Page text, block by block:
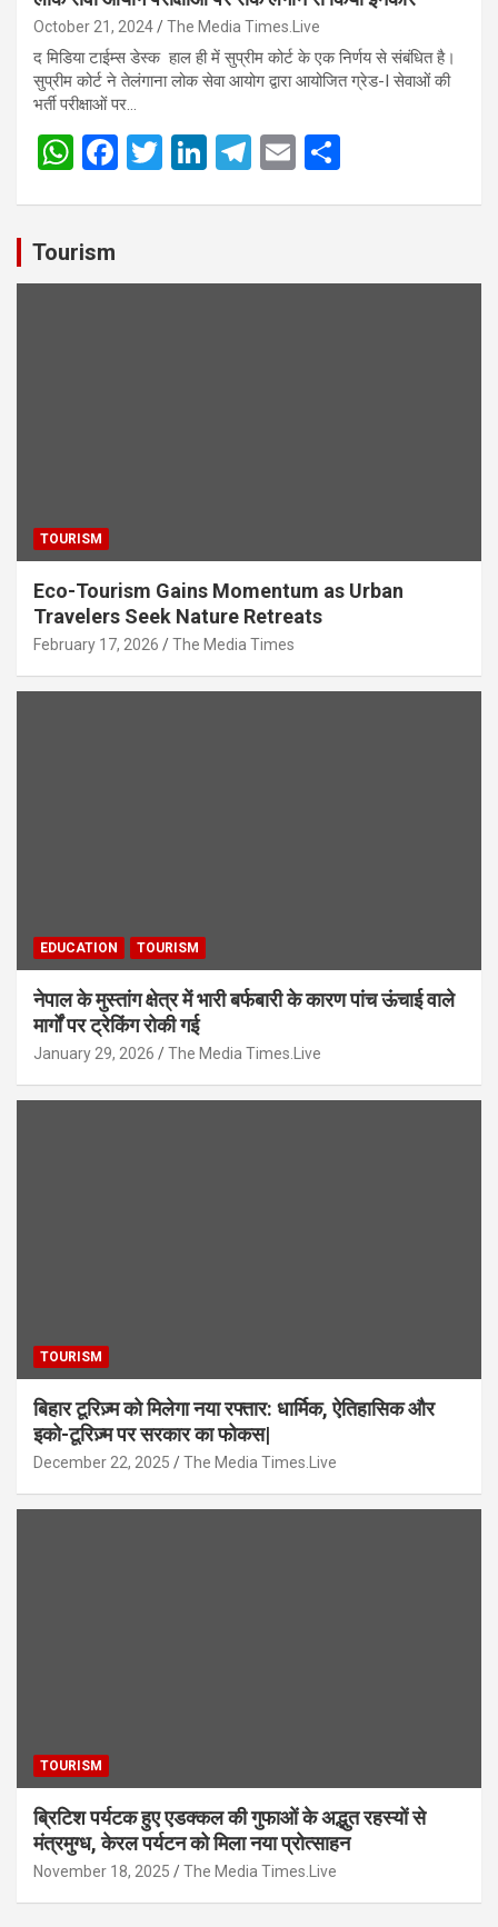
October 21, 2024 The Media Times.Live
द मिडिया टाईम्स डेस्क हाल ही में सुप्रीम कोर्ट के एक निर्णय से संबंधित है।
सुप्रीम कोर्ट ने तेलंगाना लोक सेवा आयोग द्वारा आयोजित ग्रेड-I सेवाओं की
भर्ती परीक्षाओं पर…
W
s
A
F
o
T
Li
n
T
a
E
Tourism
TOURISM
Eco-Tourism Gains Momentum as Urban
Travelers Seek Nature Retreats
February 17, 2026 The Media Times
EDUCATION TOURISM
नेपाल के मुस्तांग क्षेत्र में भारी बर्फबारी के कारण पांच ऊंचाई वाले
मार्गों पर ट्रेकिंग रोकी गई
January 29, 2026 The Media Times.Live
TOURISM
बिहार टूरिज़्म को मिलेगा नया रफ्तार: धार्मिक, ऐतिहासिक और
इको-टूरिज़्म पर सरकार का फोकस|
December 22, 2025 The Media Times.Live
TOURISM
ब्रिटिश पर्यटक हुए एडक्कल की गुफाओं के अद्भुत रहस्यों से
मंत्रमुग्ध, केरल पर्यटन को मिला नया प्रोत्साहन
November 18, 2025 The Media Times.Live